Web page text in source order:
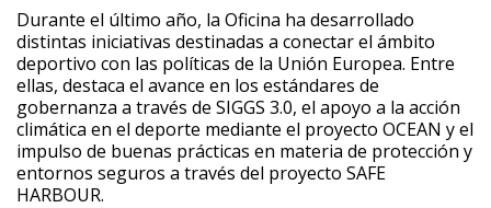
Durante el último año, la Oficina ha desarrollado
distintas iniciativas destinadas a conectar el ámbito
deportivo con las políticas de la Unión Europea. Entre
ellas, destaca el avance en los estándares de
gobernanza a través de SIGGS 3.0, el apoyo a la acción
climática en el deporte mediante el proyecto OCEAN y el
impulso de buenas prácticas en materia de protección y
entornos seguros a través del proyecto SAFE
HARBOUR.